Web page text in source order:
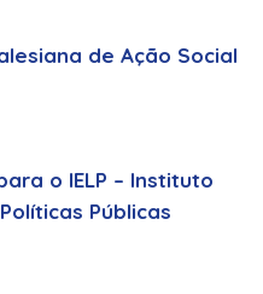
de Ação Social
o IELP – Instituto
Públicas